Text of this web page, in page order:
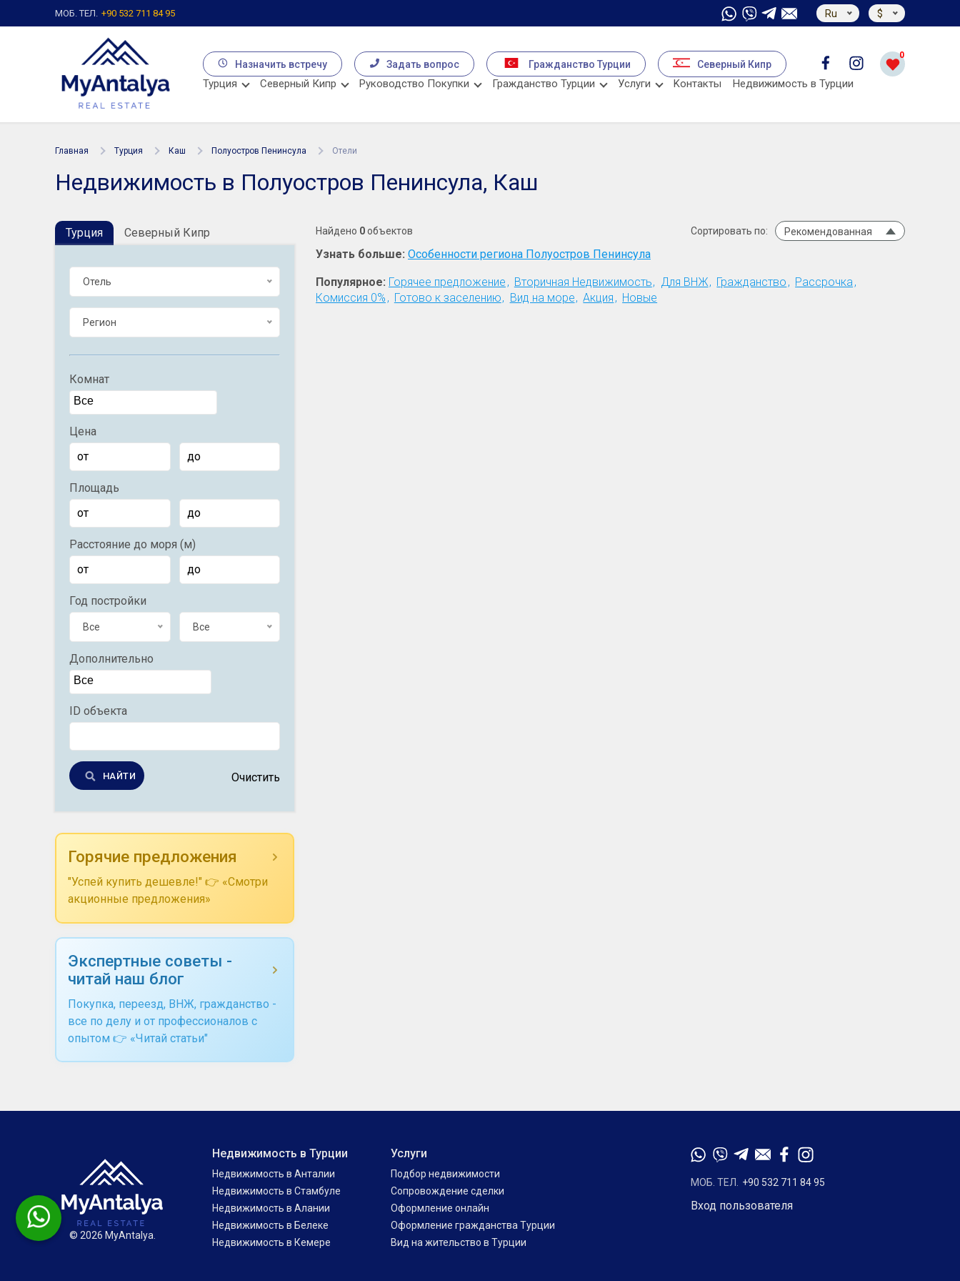
МОБ. ТЕЛ. +90 532 711 84 95 Ru $
Назначить встречу Задать вопрос Гражданство Турции Северный Кипр
0
Турция Северный Кипр Руководство Покупки Гражданство Турции Услуги Kонтакты Недвижимость в Турции
Главная Турция Каш Полуостров Пенинсула Отели
Недвижимость в Полуостров Пенинсула, Каш
Турция Северный Кипр
Отель
Регион
Комнат
Цена
Площадь
Расстояние до моря (м)
Год постройки
Все Все
Дополнительно
ID объекта
НАЙТИ Очистить
Горячие предложения
"Успей купить дешевле!" 👉 «Смотри
акционные предложения»
Экспертные советы -
читай наш блог
Покупка, переезд, ВНЖ, гражданство -
все по делу и от профессионалов с
опытом 👉 «Читай статьи"
Найдено 0объектов Сортировать по: Рекомендованная
Узнать больше: Особенности региона Полуостров Пенинсула
Популярное: Горячее предложение Вторичная Недвижимость Для ВНЖ Гражданство
Рассрочка
Комиссия 0%
Готово к заселению Вид на море Акция Новые
© 2026 MyAntalya.
Недвижимость в Турции
Недвижимость в Анталии
Недвижимость в Стамбуле
Недвижимость в Алании
Недвижимость в Белеке
Недвижимость в Кемере
Услуги
Подбор недвижимости
Сопровождение сделки
Оформление онлайн
Оформление гражданства Турции
Вид на жительство в Турции
МОБ. ТЕЛ. +90 532 711 84 95
Вход пользователя